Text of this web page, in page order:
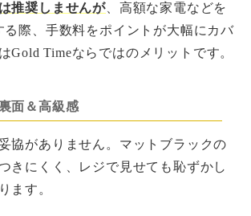
推奨しませんが 、高額な家電などを
る際、手数料をポイントが大幅にカバ
Gold Timeならではのメリットです。
面＆高級感
協がありません。マットブラックの
きにくく、レジで見せても恥ずかし
ます。